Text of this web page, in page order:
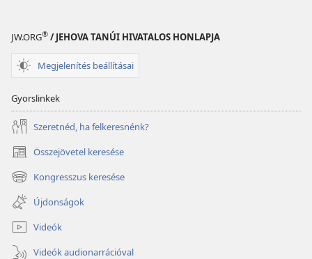
JW.ORG® / JEHOVA TANÚI HIVATALOS HONLAPJA
Megjelenítés beállításai
Gyorslinkek
Szeretnéd, ha felkeresnénk?
Összejövetel keresése
(opens
new
window)
Kongresszus keresése
(opens
new
window)
Újdonságok
Videók
Videók audionarrációval